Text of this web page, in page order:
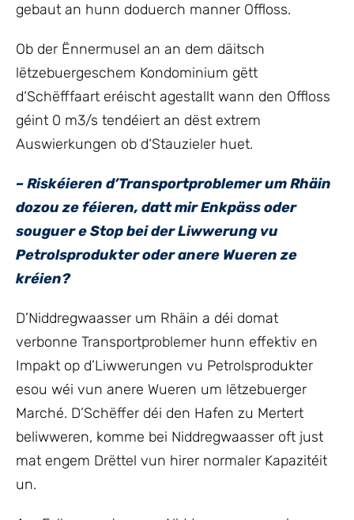
gebaut an hunn doduerch manner Offloss.
Ob der Ënnermusel an an dem däitsch
lëtzebuergeschem Kondominium gëtt
d‘Schëfffaart eréischt agestallt wann den Offloss
géint 0 m3/s tendéiert an dëst extrem
Auswierkungen ob d‘Stauzieler huet.
– Riskéieren d’Transportproblemer um Rhäin
dozou ze féieren, datt mir Enkpäss oder
souguer e Stop bei der Liwwerung vu
Petrolsprodukter oder anere Wueren ze
kréien?
D’Niddregwaasser um Rhäin a déi domat
verbonne Transportproblemer hunn effektiv en
Impakt op d’Liwwerungen vu Petrolsprodukter
esou wéi vun anere Wueren um lëtzebuerger
Marché. D’Schëffer déi den Hafen zu Mertert
beliwweren, komme bei Niddregwaasser oft just
mat engem Drëttel vun hirer normaler Kapazitéit
un.